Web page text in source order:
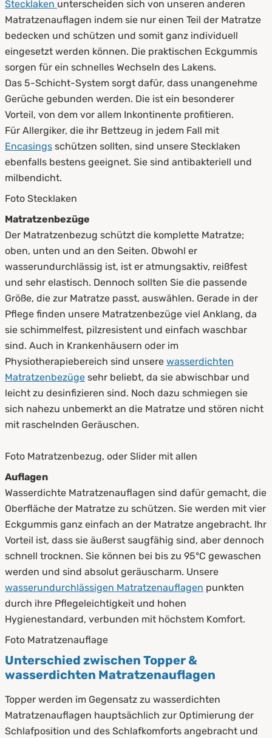
Stecklaken unterscheiden sich von unseren anderen
Matratzenauflagen indem sie nur einen Teil der Matratze
bedecken und schützen und somit ganz individuell
eingesetzt werden können. Die praktischen Eckgummis
sorgen für ein schnelles Wechseln des Lakens.
Das 5-Schicht-System sorgt dafür, dass unangenehme
Gerüche gebunden werden. Die ist ein besonderer
Vorteil, von dem vor allem Inkontinente profitieren.
Für Allergiker, die ihr Bettzeug in jedem Fall mit
Encasings schützen sollten, sind unsere Stecklaken
ebenfalls bestens geeignet. Sie sind antibakteriell und
milbendicht.
Foto Stecklaken
Matratzenbezüge
Der Matratzenbezug schützt die komplette Matratze;
oben, unten und an den Seiten. Obwohl er
wasserundurchlässig ist, ist er atmungsaktiv, reißfest
und sehr elastisch. Dennoch sollten Sie die passende
Größe, die zur Matratze passt, auswählen. Gerade in der
Pflege finden unsere Matratzenbezüge viel Anklang, da
sie schimmelfest, pilzresistent und einfach waschbar
sind. Auch in Krankenhäusern oder im
Physiotherapiebereich sind unsere wasserdichten
Matratzenbezüge sehr beliebt, da sie abwischbar und
leicht zu desinfizieren sind. Noch dazu schmiegen sie
sich nahezu unbemerkt an die Matratze und stören nicht
mit raschelnden Geräuschen.
Foto Matratzenbezug, oder Slider mit allen
Auflagen
Wasserdichte Matratzenauflagen sind dafür gemacht, die
Oberfläche der Matratze zu schützen. Sie werden mit vier
Eckgummis ganz einfach an der Matratze angebracht. Ihr
Vorteil ist, dass sie äußerst saugfähig sind, aber dennoch
schnell trocknen. Sie können bei bis zu 95°C gewaschen
werden und sind absolut geräuscharm. Unsere
wasserundurchlässigen Matratzenauflagen punkten
durch ihre Pflegeleichtigkeit und hohen
Hygienestandard, verbunden mit höchstem Komfort.
Foto Matratzenauflage
Unterschied zwischen Topper &
wasserdichten Matratzenauflagen
Topper werden im Gegensatz zu wasserdichten
Matratzenauflagen hauptsächlich zur Optimierung der
Schlafposition und des Schlafkomforts angebracht und